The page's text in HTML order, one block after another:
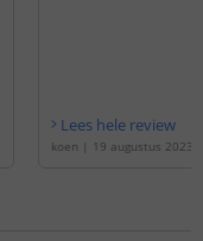
Lees hele review
koen | 19 augustus 2023